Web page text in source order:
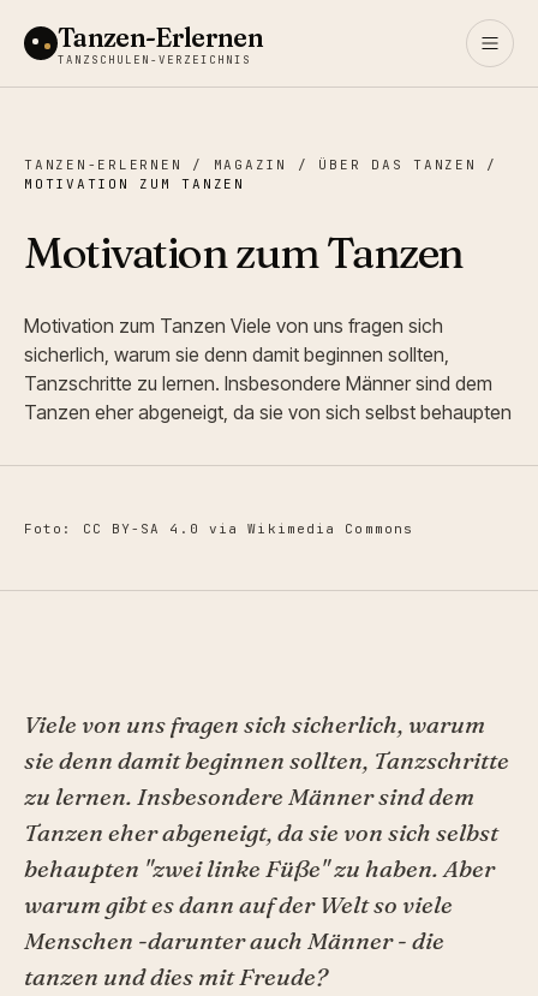
Tanzen-Erlernen
TANZSCHULEN-VERZEICHNIS
TANZEN-ERLERNEN / MAGAZIN / ÜBER DAS TANZEN
/
MOTIVATION ZUM TANZEN
Motivation zum Tanzen
Motivation zum Tanzen Viele von uns fragen sich
sicherlich, warum sie denn damit beginnen sollten,
Tanzschritte zu lernen. Insbesondere Männer sind dem
Tanzen eher abgeneigt, da sie von sich selbst behaupten
Foto: CC BY-SA 4.0 via Wikimedia Commons
Viele von uns fragen sich sicherlich, warum
sie denn damit beginnen sollten, Tanzschritte
zu lernen. Insbesondere Männer sind dem
Tanzen eher abgeneigt, da sie von sich selbst
behaupten "zwei linke Füße" zu haben. Aber
warum gibt es dann auf der Welt so viele
Menschen -darunter auch Männer - die
tanzen und dies mit Freude?